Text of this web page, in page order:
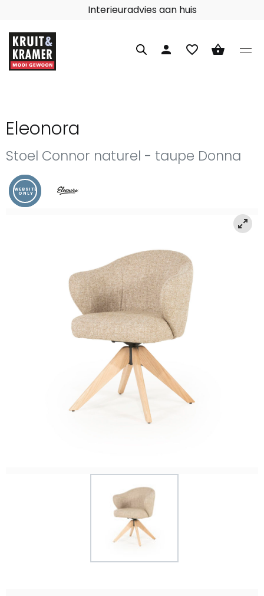
Interieuradvies aan huis
person favorite_border shopping_basket
Eleonora
Stoel Connor naturel - taupe Donna
WEBSITE
ONLY